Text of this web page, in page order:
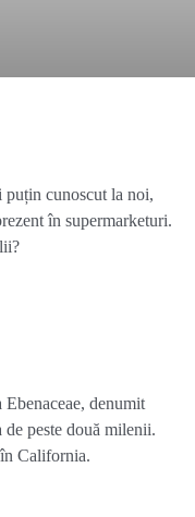
cunoscut la noi,
în supermarketuri.
denumit
peste două milenii.
California.